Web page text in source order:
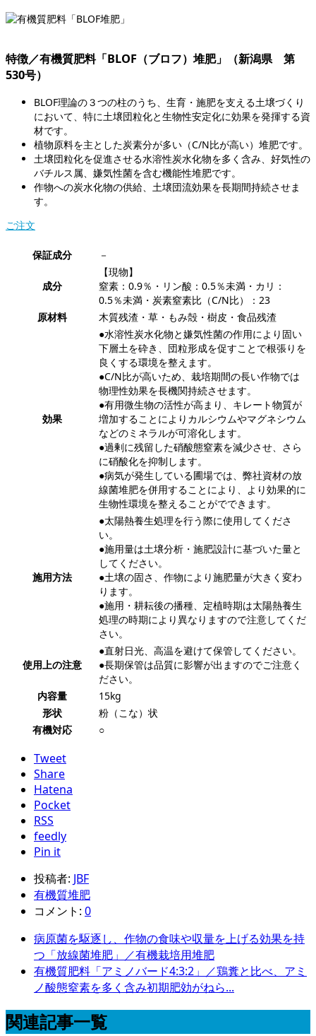
特徴／有機質肥料「BLOF（ブロフ）堆肥」（新潟県 第
530号）
BLOF理論の３つの柱のうち、生育・施肥を支える土壌づくり
において、特に土壌団粒化と生物性安定化に効果を発揮する資
材です。
植物原料を主とした炭素分が多い（C/N比が高い）堆肥です。
土壌団粒化を促進させる水溶性炭水化物を多く含み、好気性の
バチルス属、嫌気性菌を含む機能性堆肥です。
作物への炭水化物の供給、土壌団流効果を長期間持続させま
す。
ご注文
保証成分 －
成分
【現物】
窒素：0.9％・リン酸：0.5％未満・カリ：
0.5％未満・炭素窒素比（C/N比）：23
原材料
木質残渣・草・もみ殻・樹皮・食品残渣
効果
●水溶性炭水化物と嫌気性菌の作用により固い
下層土を砕き、団粒形成を促すことで根張りを
良くする環境を整えます。
●C/N比が高いため、栽培期間の長い作物では
物理性効果を長機関持続させます。
●有用微生物の活性が高まり、キレート物質が
増加することによりカルシウムやマグネシウム
などのミネラルが可溶化します。
●過剰に残留した硝酸態窒素を減少させ、さら
に硝酸化を抑制します。
●病気が発生している圃場では、弊社資材の放
線菌堆肥を併用することにより、より効果的に
生物性環境を整えることがでできます。
施用方法
●太陽熱養生処理を行う際に使用してくださ
い。
●施用量は土壌分析・施肥設計に基づいた量と
してください。
●土壌の固さ、作物により施肥量が大きく変わ
ります。
●施用・耕耘後の播種、定植時期は太陽熱養生
処理の時期により異なりますので注意してくだ
さい。
使用上の注意
●直射日光、高温を避けて保管してください。
●長期保管は品質に影響が出ますのでご注意く
ださい。
内容量
15kg
形状
粉（こな）状
有機対応
○
Tweet
Share
Hatena
Pocket
RSS
feedly
Pin it
投稿者: JBF
有機質堆肥
コメント: 0
病原菌を駆逐し、作物の食味や収量を上げる効果を持
つ「放線菌堆肥」／有機栽培用堆肥
有機質肥料「アミノバード4:3:2」／鶏糞と比べ、アミ
ノ酸態窒素を多く含み初期肥効がねら...
関連記事一覧